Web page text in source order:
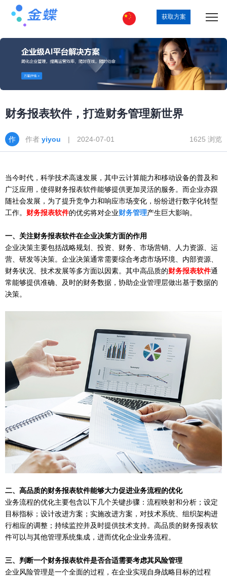
获取方案
财务报表软件，打造财务管理新世界
作者 yiyou | 2024-07-01 1625 浏览
当今时代，科学技术高速发展，其中云计算能力和移动设备的普及和
广泛应用，使得财务报表软件能够提供更加灵活的服务。而企业亦跟
随社会发展，为了提升竞争力和响应市场变化，纷纷进行数字化转型
工作。 财务报表软件的优劣将对企业财务管理产生巨大影响。
一、 关注财务报表软件在企业决策方面的作用
企业决策主要包括战略规划、投资、财务、市场营销、人力资源、运
营、研发等决策。企业决策通常需要综合考虑市场环境、内部资源、
财务状况、技术发展等多方面以因素。其中高品质的财务报表软件通
常能够提供准确、及时的财务数据，协助企业管理层做出基于数据的
决策。
二、 高品质的财务报表软件能够大力促进业务流程的优化
业务流程的优化主要包含以下几个关键步骤：流程映射和分析；设定
目标指标；设计改进方案；实施改进方案，对技术系统、组织架构进
行相应的调整；持续监控并及时提供技术支持。高品质的财务报表软
件可以与其他管理系统集成，进而优化企业业务流程。
三、 判断一个财务报表软件是否合适需要考虑其风险管理
企业风险管理是一个全面的过程，在企业实现自身战略目标的过程